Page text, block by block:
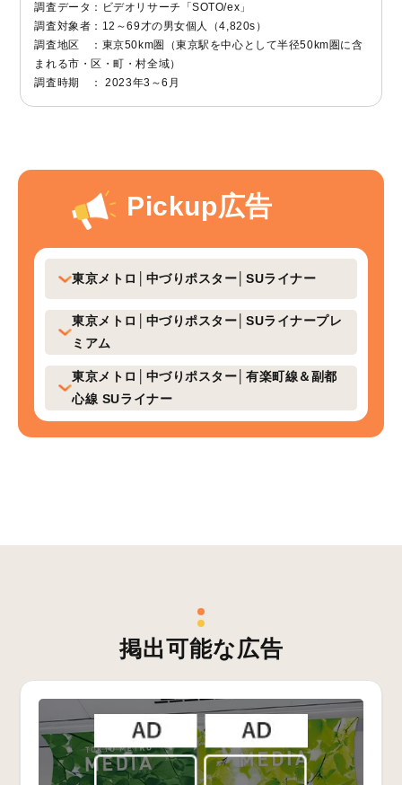
調査データ：ビデオリサーチ「SOTO/ex」
調査対象者：12～69才の男女個人（4,820s）
調査地区 ：東京50km圏（東京駅を中心として半径50km圏に含
まれる市・区・町・村全域）
調査時期 ： 2023年3～6月
Pickup広告
東京メトロ│中づりポスター│SUライナー
東京メトロ│中づりポスター│SUライナープレ
ミアム
東京メトロ│中づりポスター│有楽町線＆副都
心線 SUライナー
掲出可能な広告